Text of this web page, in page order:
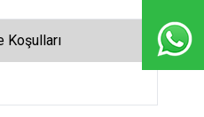
Koşulları